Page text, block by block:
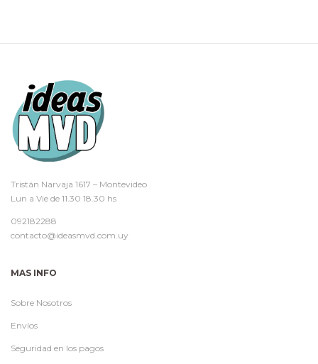
Tristán Narvaja 1617 – Montevideo
Lun a Vie de 11.30 18.30 hs
092182288
contacto@ideasmvd.com.uy
MAS INFO
Sobre Nosotros
Envíos
Seguridad en los pagos